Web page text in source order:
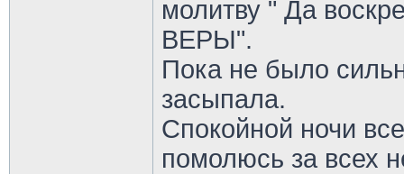
молитву " Да
ВЕРЫ".
Пока не было
засыпала.
Спокойной ночи
помолюсь за всех